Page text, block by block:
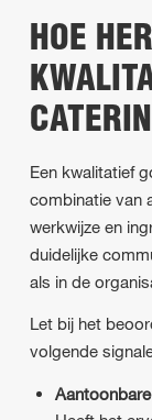
HOE
Een kwalitatief
combinatie van
werkwijze en
duidelijke
als in de
Let bij het
volgende